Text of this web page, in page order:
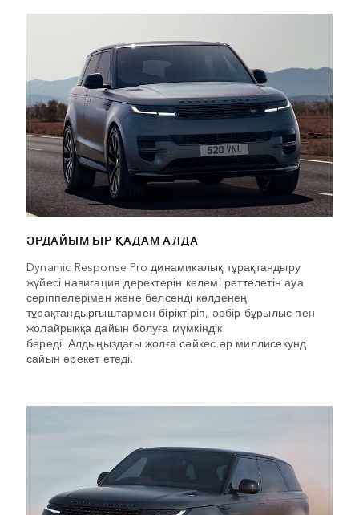
ӘРДАЙЫМ БІР ҚАДАМ АЛДА
Dynamic Response Pro динамикалық тұрақтандыру
жүйесі навигация деректерін көлемі реттелетін ауа
серіппелерімен және белсенді көлденең
тұрақтандырғыштармен біріктіріп, әрбір бұрылыс пен
жолайрыққа дайын болуға мүмкіндік
береді. Алдыңыздағы жолға сәйкес әр миллисекунд
сайын әрекет етеді.